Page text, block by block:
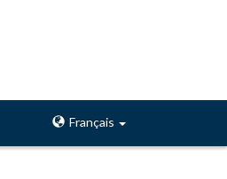
Français